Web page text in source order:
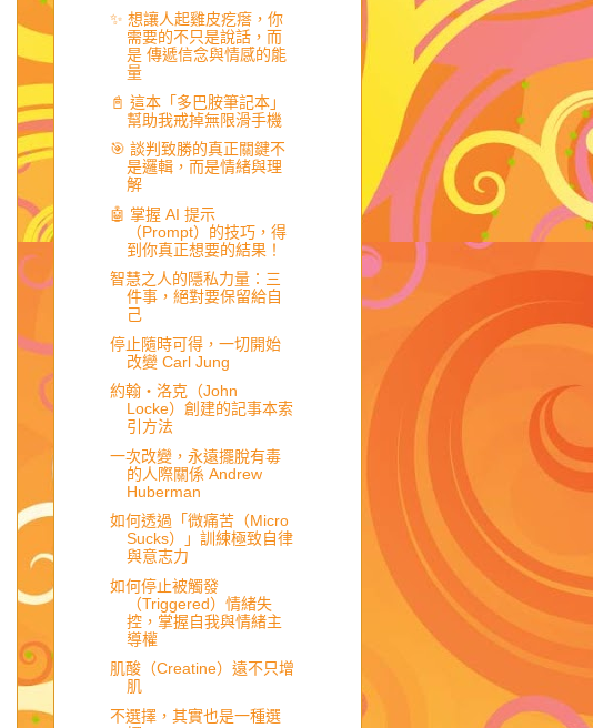
✨ 想讓人起雞皮疙瘩，你
需要的不只是說話，而
是 傳遞信念與情感的能
量
📓 這本「多巴胺筆記本」
幫助我戒掉無限滑手機
🎯 談判致勝的真正關鍵不
是邏輯，而是情緒與理
解
🤖 掌握 AI 提示
（Prompt）的技巧，得
到你真正想要的結果！
智慧之人的隱私力量：三
件事，絕對要保留給自
己
停止隨時可得，一切開始
改變 Carl Jung
約翰・洛克（John
Locke）創建的記事本索
引方法
一次改變，永遠擺脫有毒
的人際關係 Andrew
Huberman
如何透過「微痛苦（Micro
Sucks）」訓練極致自律
與意志力
如何停止被觸發
（Triggered）情緒失
控，掌握自我與情緒主
導權
肌酸（Creatine）遠不只增
肌
不選擇，其實也是一種選